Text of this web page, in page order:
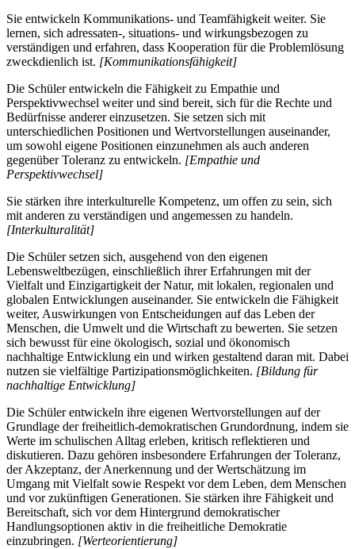
Sie entwickeln Kommunikations- und Teamfähigkeit weiter. Sie
lernen, sich adressaten-, situations- und wirkungsbezogen zu
verständigen und erfahren, dass Kooperation für die Problemlösung
zweckdienlich ist. [Kommunikationsfähigkeit]
Die Schüler entwickeln die Fähigkeit zu Empathie und
Perspektivwechsel weiter und sind bereit, sich für die Rechte und
Bedürfnisse anderer einzusetzen. Sie setzen sich mit
unterschiedlichen Positionen und Wertvorstellungen auseinander,
um sowohl eigene Positionen einzunehmen als auch anderen
gegenüber Toleranz zu entwickeln. [Empathie und
Perspektivwechsel]
Sie stärken ihre interkulturelle Kompetenz, um offen zu sein, sich
mit anderen zu verständigen und angemessen zu handeln.
[Interkulturalität]
Die Schüler setzen sich, ausgehend von den eigenen
Lebensweltbezügen, einschließlich ihrer Erfahrungen mit der
Vielfalt und Einzigartigkeit der Natur, mit lokalen, regionalen und
globalen Entwicklungen auseinander. Sie entwickeln die Fähigkeit
weiter, Auswirkungen von Entscheidungen auf das Leben der
Menschen, die Umwelt und die Wirtschaft zu bewerten. Sie setzen
sich bewusst für eine ökologisch, sozial und ökonomisch
nachhaltige Entwicklung ein und wirken gestaltend daran mit. Dabei
nutzen sie vielfältige Partizipationsmöglichkeiten. [Bildung für
nachhaltige Entwicklung]
Die Schüler entwickeln ihre eigenen Wertvorstellungen auf der
Grundlage der freiheitlich-demokratischen Grundordnung, indem sie
Werte im schulischen Alltag erleben, kritisch reflektieren und
diskutieren. Dazu gehören insbesondere Erfahrungen der Toleranz,
der Akzeptanz, der Anerkennung und der Wertschätzung im
Umgang mit Vielfalt sowie Respekt vor dem Leben, dem Menschen
und vor zukünftigen Generationen. Sie stärken ihre Fähigkeit und
Bereitschaft, sich vor dem Hintergrund demokratischer
Handlungsoptionen aktiv in die freiheitliche Demokratie
einzubringen. [Werteorientierung]